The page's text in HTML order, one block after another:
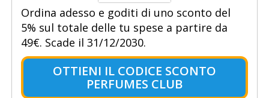
Ordina adesso e goditi di uno sconto del
5% sul totale delle tu spese a partire da
49€. Scade il 31/12/2030.
OTTIENI IL CODICE SCONTO
PERFUMES CLUB